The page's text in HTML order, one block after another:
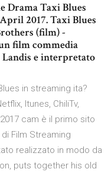
Drama Taxi Blues
2017. Taxi Blues
(film) -
film commedia
Landis e interpretato
in streaming ita?
Itunes, ChiliTv,
cam è il primo sito
Film Streaming
realizzato in modo da
puts together his old